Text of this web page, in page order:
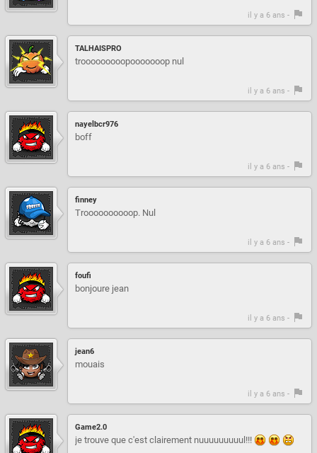
il y a 6 ans -
TALHAISPRO
trooooooooopooooooop nul
il y a 6 ans -
nayelbcr976
boff
il y a 6 ans -
finney
Troooooooooop. Nul
il y a 6 ans -
foufi
bonjoure jean
il y a 6 ans -
jean6
mouais
il y a 6 ans -
Game2.0
je trouve que c'est clairement nuuuuuuuuul!!!